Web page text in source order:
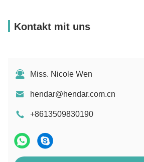
Kontakt mit uns
Miss. Nicole Wen
hendar@hendar.com.cn
+8613509830190